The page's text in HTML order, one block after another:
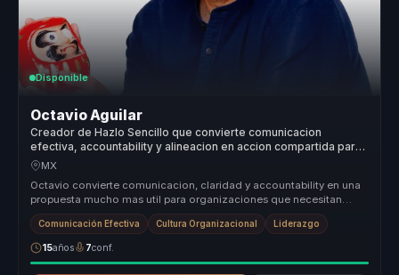
Disponible
Octavio Aguilar
Creador de Hazlo Sencillo que convierte comunicacion
efectiva, accountability y alineacion en accion compartida para
empresas y equipos.
MX
Octavio convierte comunicacion, claridad y accountability en una
propuesta mucho mas util para organizaciones que necesitan
alinear equip...
Comunicación Efectiva Cultura Organizacional Liderazgo
15años 7conf.